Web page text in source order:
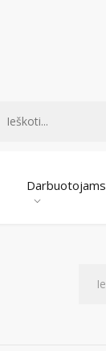
Darbuotojams